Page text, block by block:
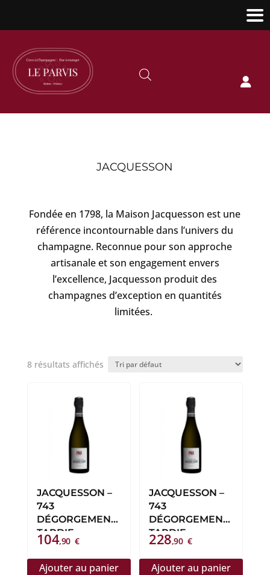

JACQUESSON
Fondée en 1798, la Maison Jacquesson est une
référence incontournable dans l’univers du
champagne. Reconnue pour son approche
artisanale et son engagement envers
l’excellence, Jacquesson produit des
champagnes d’exception en quantités
limitées.
8 résultats affichés
JACQUESSON –
743
DÉGORGEMENT
TARDIF
104,90 €
Ajouter au panier
JACQUESSON –
743
DÉGORGEMENT
TARDIF
MAGNUM
228,90 €
Ajouter au panier